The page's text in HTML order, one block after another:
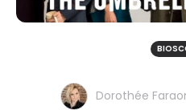
Dorothée